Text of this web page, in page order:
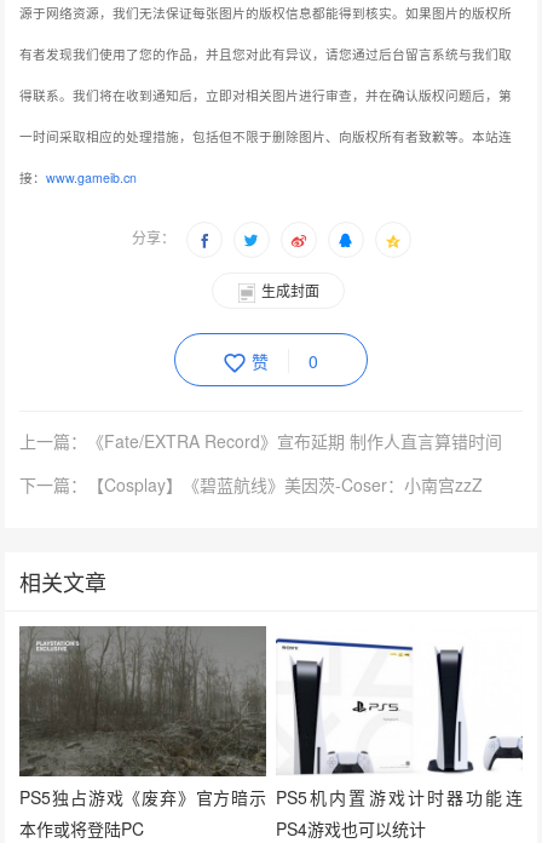
源于网络资源，我们无法保证每张图片的版权信息都能得到核实。如果图片的版权所
有者发现我们使用了您的作品，并且您对此有异议，请您通过后台留言系统与我们取
得联系。我们将在收到通知后，立即对相关图片进行审查，并在确认版权问题后，第
一时间采取相应的处理措施，包括但不限于删除图片、向版权所有者致歉等。本站连
接：www.gameib.cn
分享：
生成封面
赞 0
上一篇：《Fate/EXTRA Record》宣布延期 制作人直言算错时间
下一篇：【Cosplay】《碧蓝航线》美因茨-Coser：小南宫zzZ
相关文章
PS5独占游戏《废弃》官方暗示
本作或将登陆PC
PS5机内置游戏计时器功能连
PS4游戏也可以统计